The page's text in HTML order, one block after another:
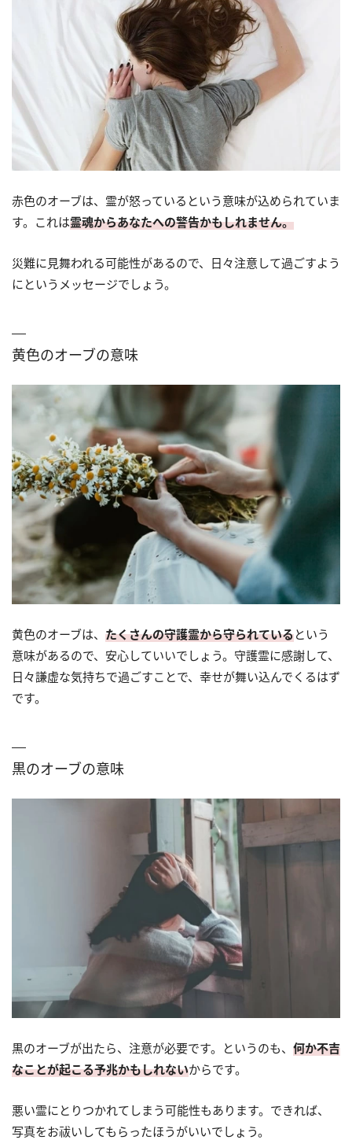
赤色のオーブは、霊が怒っているという意味が込められていま
す。これは霊魂からあなたへの警告かもしれません。
災難に見舞われる可能性があるので、日々注意して過ごすよう
にというメッセージでしょう。
黄色のオーブの意味
黄色のオーブは、 たくさんの守護霊から守られているという
意味があるので、安心していいでしょう。守護霊に感謝して、
日々謙虚な気持ちで過ごすことで、幸せが舞い込んでくるはず
です。
黒のオーブの意味
黒のオーブが出たら、注意が必要です。というのも、 何か不吉
なことが起こる予兆かもしれないからです。
悪い霊にとりつかれてしまう可能性もあります。できれば、
写真をお祓いしてもらったほうがいいでしょう。